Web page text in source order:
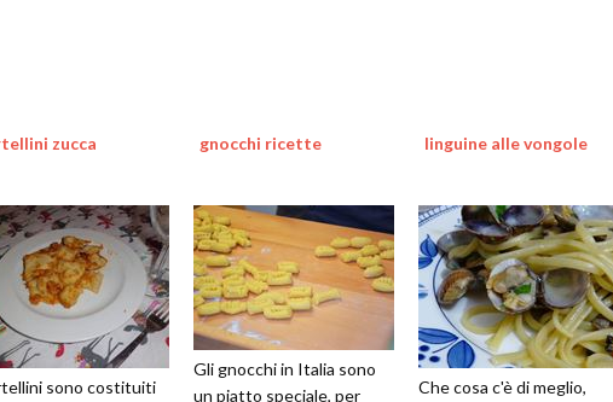
zucca
sono costituiti
gnocchi ricette
Gli gnocchi in Italia sono
un piatto speciale, per
linguine alle vongole
Che cosa c'è di meglio,